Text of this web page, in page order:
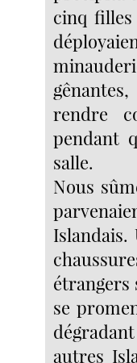
cinq filles
rendre
pendant
salle.
Nous
étrangers
se
autres